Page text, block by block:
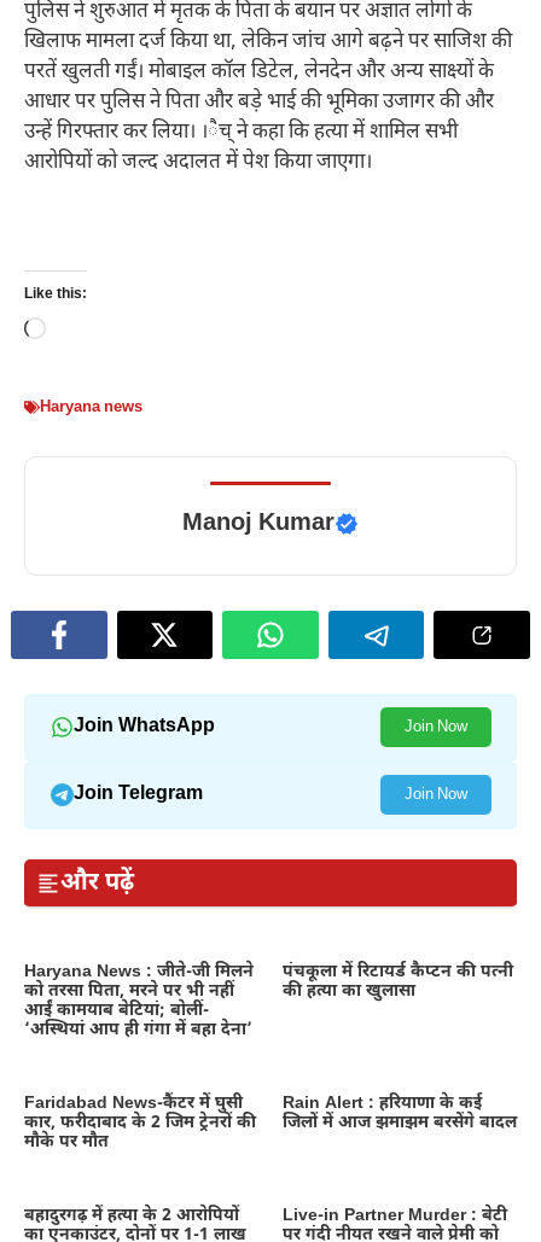
पुलिस ने शुरुआत में मृतक के पिता के बयान पर अज्ञात लोगों के
खिलाफ मामला दर्ज किया था, लेकिन जांच आगे बढ़ने पर साजिश की
परतें खुलती गईं। मोबाइल कॉल डिटेल, लेनदेन और अन्य साक्ष्यों के
आधार पर पुलिस ने पिता और बड़े भाई की भूमिका उजागर की और
उन्हें गिरफ्तार कर लिया। ।ैच् ने कहा कि हत्या में शामिल सभी
आरोपियों को जल्द अदालत में पेश किया जाएगा।
Like this:
Loading…
Haryana news
Manoj Kumar
Join WhatsApp Join Now
Join Telegram Join Now
और पढ़ें
Haryana News : जीते-जी मिलने
को तरसा पिता, मरने पर भी नहीं
आईं कामयाब बेटियां; बोलीं-
‘अस्थियां आप ही गंगा में बहा देना’
पंचकूला में रिटायर्ड कैप्टन की पत्नी
की हत्या का खुलासा
Faridabad News-कैंटर में घुसी
कार, फरीदाबाद के 2 जिम ट्रेनरों की
मौके पर मौत
Rain Alert : हरियाणा के कई
जिलों में आज झमाझम बरसेंगे बादल
बहादुरगढ़ में हत्या के 2 आरोपियों
का एनकाउंटर, दोनों पर 1-1 लाख
Live-in Partner Murder : बेटी
पर गंदी नीयत रखने वाले प्रेमी को